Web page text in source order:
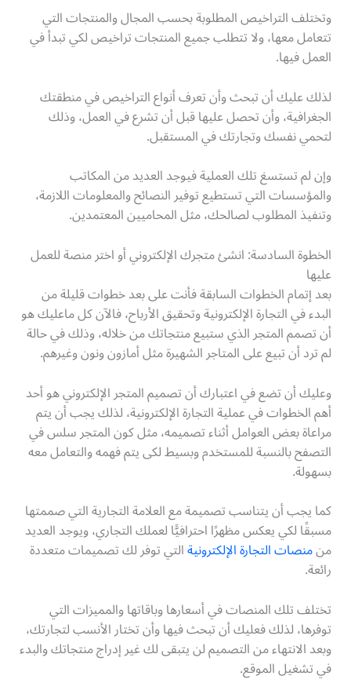
وتختلف التراخيص المطلوبة بحسب المجال والمنتجات التي
تتعامل معها، ولا تتطلب جميع المنتجات تراخيص لكي تبدأ في
العمل فيها.
لذلك عليك أن تبحث وأن تعرف أنواع التراخيص في منطقتك
الجغرافية، وأن تحصل عليها قبل أن تشرع في العمل، وذلك
لتحمي نفسك وتجارتك في المستقبل.
وإن لم تستسغ تلك العملية فيوجد العديد من المكاتب
والمؤسسات التي تستطيع توفير النصائح والمعلومات اللازمة،
وتنفيذ المطلوب لصالحك، مثل المحاميين المعتمدين.
الخطوة السادسة: انشئ متجرك الإلكتروني أو اختر منصة للعمل
عليها
بعد إتمام الخطوات السابقة فأنت على بعد خطوات قليلة من
البدء في التجارة الإلكترونية وتحقيق الأرباح، فالآن كل ماعليك هو
أن تصمم المتجر الذي ستبيع منتجاتك من خلاله، وذلك في حالة
لم ترد أن تبيع على المتاجر الشهيرة مثل أمازون ونون وغيرهم.
وعليك أن تضع في اعتبارك أن تصميم المتجر الإلكتروني هو أحد
أهم الخطوات في عملية التجارة الإلكترونية، لذلك يجب أن يتم
مراعاة بعض العوامل أثناء تصميمه، مثل كون المتجر سلس في
التصفح بالنسبة للمستخدم وبسيط لكى يتم فهمه والتعامل معه
بسهولة.
كما يجب أن يتناسب تصميمة مع العلامة التجارية التي صممتها
مسبقًا لكي يعكس مظهرًا احترافيًّا لعملك التجاري، ويوجد العديد
منمنصات التجارة الإلكترونيةالتي توفر لك تصميمات متعددة
رائعة.
تختلف تلك المنصات في أسعارها وباقاتها والمميزات التي
توفرها، لذلك فعليك أن تبحث فيها وأن تختار الأنسب لتجارتك،
وبعد الانتهاء من التصميم لن يتبقى لك غير إدراج منتجاتك والبدء
في تشغيل الموقع.